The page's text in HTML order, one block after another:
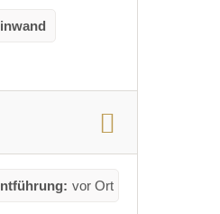
vor Ort